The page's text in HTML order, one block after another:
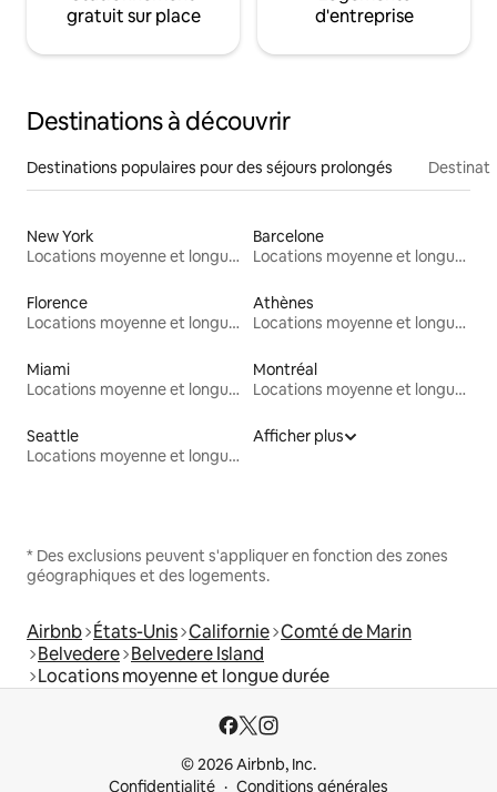
gratuit sur place
d'entreprise
Destinations à découvrir
Destinations populaires pour des séjours prolongés
New York
Locations moyenne et longue durée
Barcelone
Locations moyenne et longue durée
Florence
Locations moyenne et longue durée
Athènes
Locations moyenne et longue durée
Miami
Locations moyenne et longue durée
Montréal
Locations moyenne et longue durée
Seattle
Locations moyenne et longue durée
Afficher plus
* Des exclusions peuvent s'appliquer en fonction des zones
géographiques et des logements.
Airbnb États-Unis Californie Comté de Marin
Belvedere Belvedere Island
Locations moyenne et longue durée
© 2026 Airbnb, Inc.
Confidentialité
Conditions générales